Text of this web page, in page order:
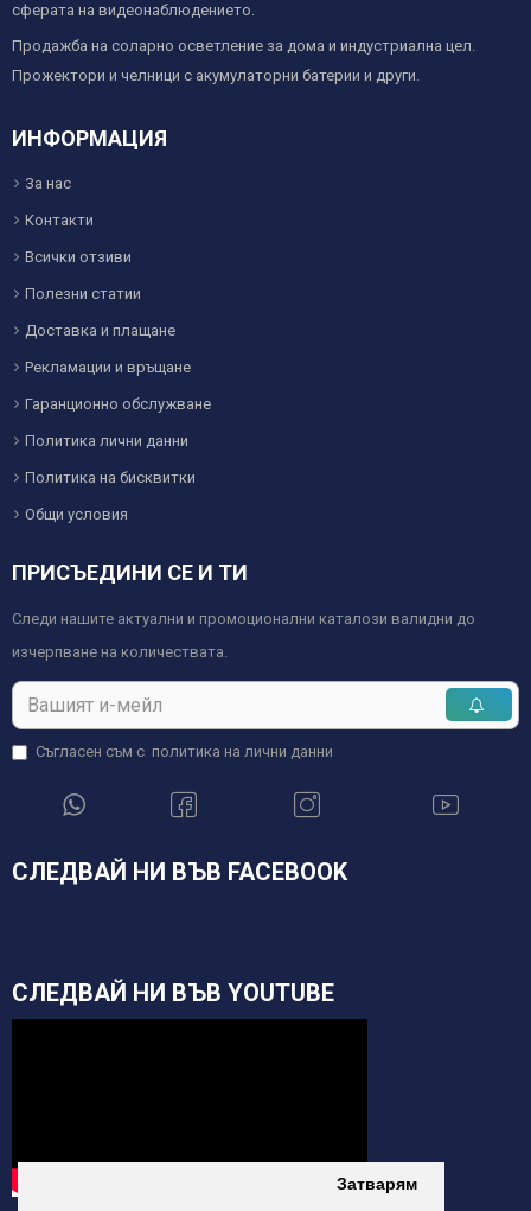
Затварям
сферата на видеонаблюдението.
Продажба на соларно осветление за дома и индустриална цел.
Прожектори и челници с акумулаторни батерии и други.
ИНФОРМАЦИЯ
За нас
Контакти
Всички отзиви
Полезни статии
Доставка и плащане
Рекламации и връщане
Гаранционно обслужване
Политика лични данни
Политика на бисквитки
Общи условия
ПРИСЪЕДИНИ СЕ И ТИ
Следи нашите актуални и промоционални каталози валидни до
изчерпване на количествата.
Съгласен съм с политика на лични данни
СЛЕДВАЙ НИ ВЪВ FACEBOOK
СЛЕДВАЙ НИ ВЪВ YOUTUBE